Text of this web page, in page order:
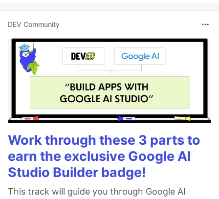
DEV Community
Work through these 3 parts to
earn the exclusive Google AI
Studio Builder badge!
This track will guide you through Google AI